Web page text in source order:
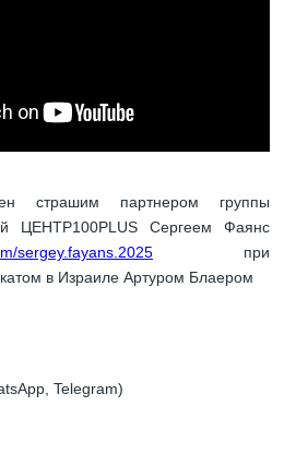
страшим партнером группы
ЦЕНТР100PLUS Сергеем Фаянс
sergey.fayans.2025 при
в Израиле Артуром Блаером
Telegram)